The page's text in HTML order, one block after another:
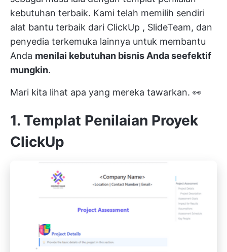
kebutuhan terbaik. Kami telah memilih sendiri
alat bantu terbaik dari ClickUp , SlideTeam, dan
penyedia terkemuka lainnya untuk membantu
Anda menilai kebutuhan bisnis Anda seefektif
mungkin.
Mari kita lihat apa yang mereka tawarkan. 👀
1. Templat Penilaian Proyek
ClickUp